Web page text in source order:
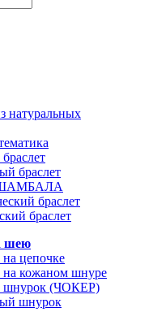
натуральных
браслет
ШАМБАЛА
браслет
браслет
шею
цепочке
на кожаном шнуре
шнурок (ЧОКЕР)
шнурок